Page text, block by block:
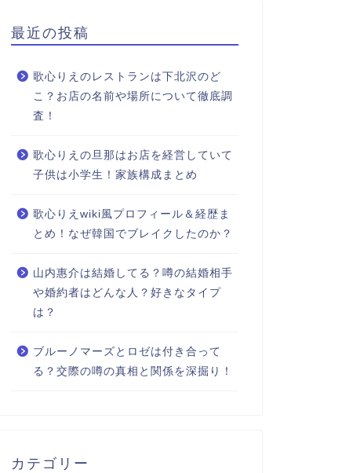
最近の投稿
歌心りえのレストランは下北沢のど
こ？お店の名前や場所について徹底調
査！
歌心りえの旦那はお店を経営していて
子供は小学生！家族構成まとめ
歌心りえwiki風プロフィール＆経歴ま
とめ！なぜ韓国でブレイクしたのか？
山内惠介は結婚してる？噂の結婚相手
や婚約者はどんな人？好きなタイプ
は？
ブルーノマーズとロゼは付き合って
る？交際の噂の真相と関係を深掘り！
カテゴリー